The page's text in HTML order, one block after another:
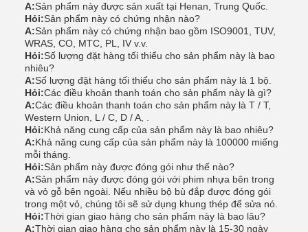
A:Sản phẩm này được sản xuất tại Henan, Trung Quốc.
Hỏi:Sản phẩm này có chứng nhận nào?
A:Sản phẩm này có chứng nhận bao gồm ISO9001, TUV,
WRAS, CO, MTC, PL, IV v.v.
Hỏi:Số lượng đặt hàng tối thiểu cho sản phẩm này là bao
nhiêu?
A:Số lượng đặt hàng tối thiểu cho sản phẩm này là 1 bộ.
Hỏi:Các điều khoản thanh toán cho sản phẩm này là gì?
A:Các điều khoản thanh toán cho sản phẩm này là T / T,
Western Union, L / C, D / A, .
Hỏi:Khả năng cung cấp của sản phẩm này là bao nhiêu?
A:Khả năng cung cấp của sản phẩm này là 100000 miếng
mỗi tháng.
Hỏi:Sản phẩm này được đóng gói như thế nào?
A:Sản phẩm này được đóng gói với phim nhựa bên trong
và vỏ gỗ bên ngoài. Nếu nhiều bộ bù đắp được đóng gói
trong một vỏ, chúng tôi sẽ sử dụng khung thép để sửa nó.
Hỏi:Thời gian giao hàng cho sản phẩm này là bao lâu?
A:Thời gian giao hàng cho sản phẩm này là 15-30 ngày